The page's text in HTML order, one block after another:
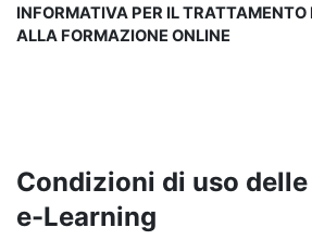
INFORMATIVA PER IL TRATTAMENTO
ALLA FORMAZIONE ONLINE
Condizioni di uso
e-Learning